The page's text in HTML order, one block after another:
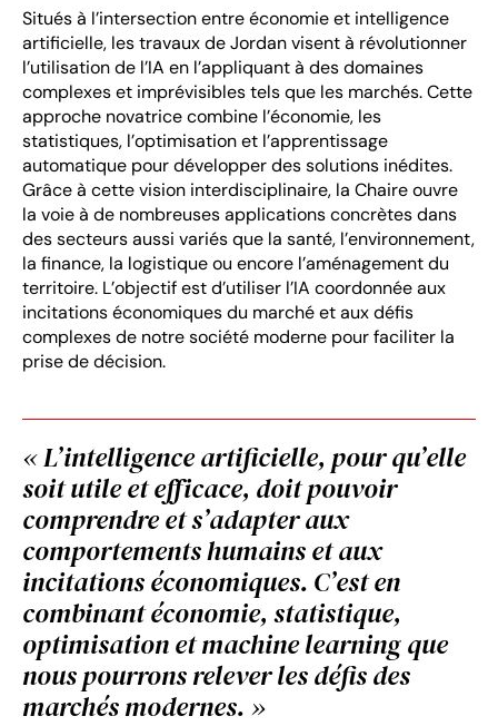
Situés à l’intersection entre économie et intelligence
artificielle, les travaux de Jordan visent à révolutionner
l’utilisation de l’IA en l’appliquant à des domaines
complexes et imprévisibles tels que les marchés. Cette
approche novatrice combine l’économie, les
statistiques, l’optimisation et l’apprentissage
automatique pour développer des solutions inédites.
Grâce à cette vision interdisciplinaire, la Chaire ouvre
la voie à de nombreuses applications concrètes dans
des secteurs aussi variés que la santé, l’environnement,
la finance, la logistique ou encore l’aménagement du
territoire. L’objectif est d’utiliser l’IA coordonnée aux
incitations économiques du marché et aux défis
complexes de notre société moderne pour faciliter la
prise de décision.
« L’intelligence artificielle, pour qu’elle
soit utile et efficace, doit pouvoir
comprendre et s’adapter aux
comportements humains et aux
incitations économiques. C’est en
combinant économie, statistique,
optimisation et machine learning que
nous pourrons relever les défis des
marchés modernes. »